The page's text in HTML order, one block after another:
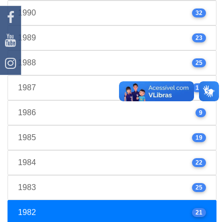
1990 32
1989 23
1988 25
1987 17
1986 9
1985 19
1984 22
1983 25
1982 21